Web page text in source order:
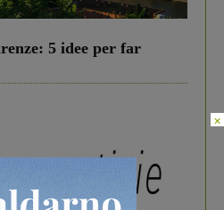
5 idee per far
×